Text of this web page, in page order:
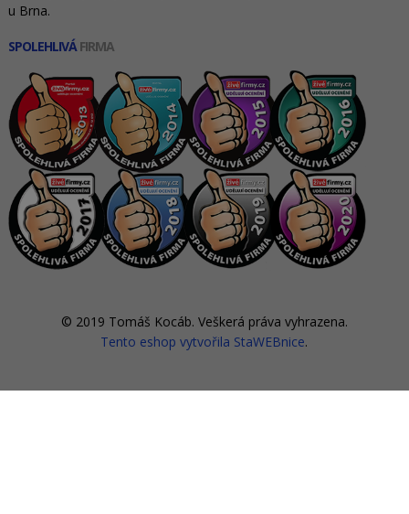
u Brna.
SPOLEHLIVÁFIRMA
© 2019 Tomáš Kocáb. Veškerá práva vyhrazena.
Tento eshop vytvořila StaWEBnice.